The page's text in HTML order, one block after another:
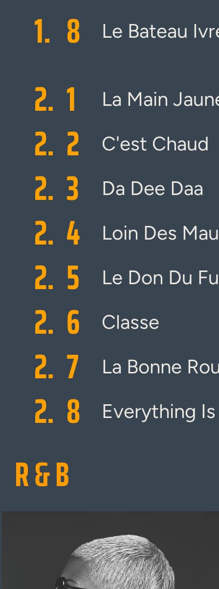
1. 8 Le Bateau
2. 1 La Main
2. 2 C'est Chaud
2. 3 Da Dee Daa
2. 4 Loin Des
2. 5 Le Don Du
2. 6 Classe
2. 7 La Bonne
2. 8 Everything
R & B